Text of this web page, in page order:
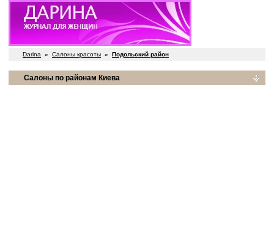
Darina » Салоны красоты » Подольский район
Салоны по районам Киева